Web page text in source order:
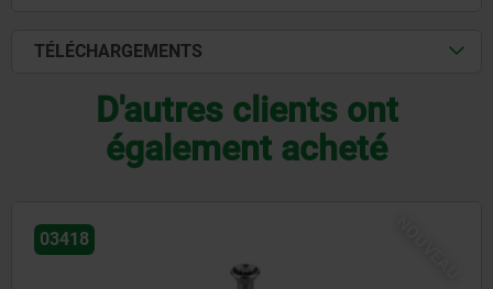
TÉLÉCHARGEMENTS
D'autres clients ont
également acheté